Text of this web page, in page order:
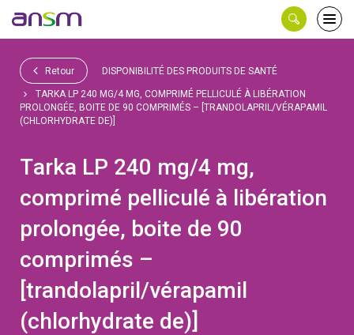
le
Retour DISPONIBILITÉ DES PRODUITS DE SANTÉ
TARKA LP 240 MG/4 MG, COMPRIMÉ PELLICULÉ À LIBÉRATION
PROLONGÉE, BOITE DE 90 COMPRIMÉS – [TRANDOLAPRIL/VÉRAPAMIL
(CHLORHYDRATE DE)]
Tarka LP 240 mg/4 mg,
comprimé pelliculé à libération
prolongée, boite de 90
comprimés –
[trandolapril/vérapamil
(chlorhydrate de)]